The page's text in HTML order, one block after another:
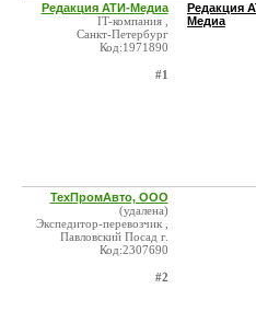
Редакция АТИ-Медиа
IT-компания ,
Санкт-Петербург
Код:1971890
#1
Редакция
Медиа
ТехПромАвто, ООО
(удалена)
Экспедитор-перевозчик ,
Павловский Посад г.
Код:2307690
#2